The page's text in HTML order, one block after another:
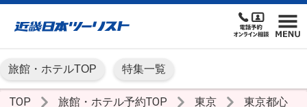
旅館・ホテルTOP 特集一覧
TOP 旅館・ホテル予約TOP 東京 東京都心